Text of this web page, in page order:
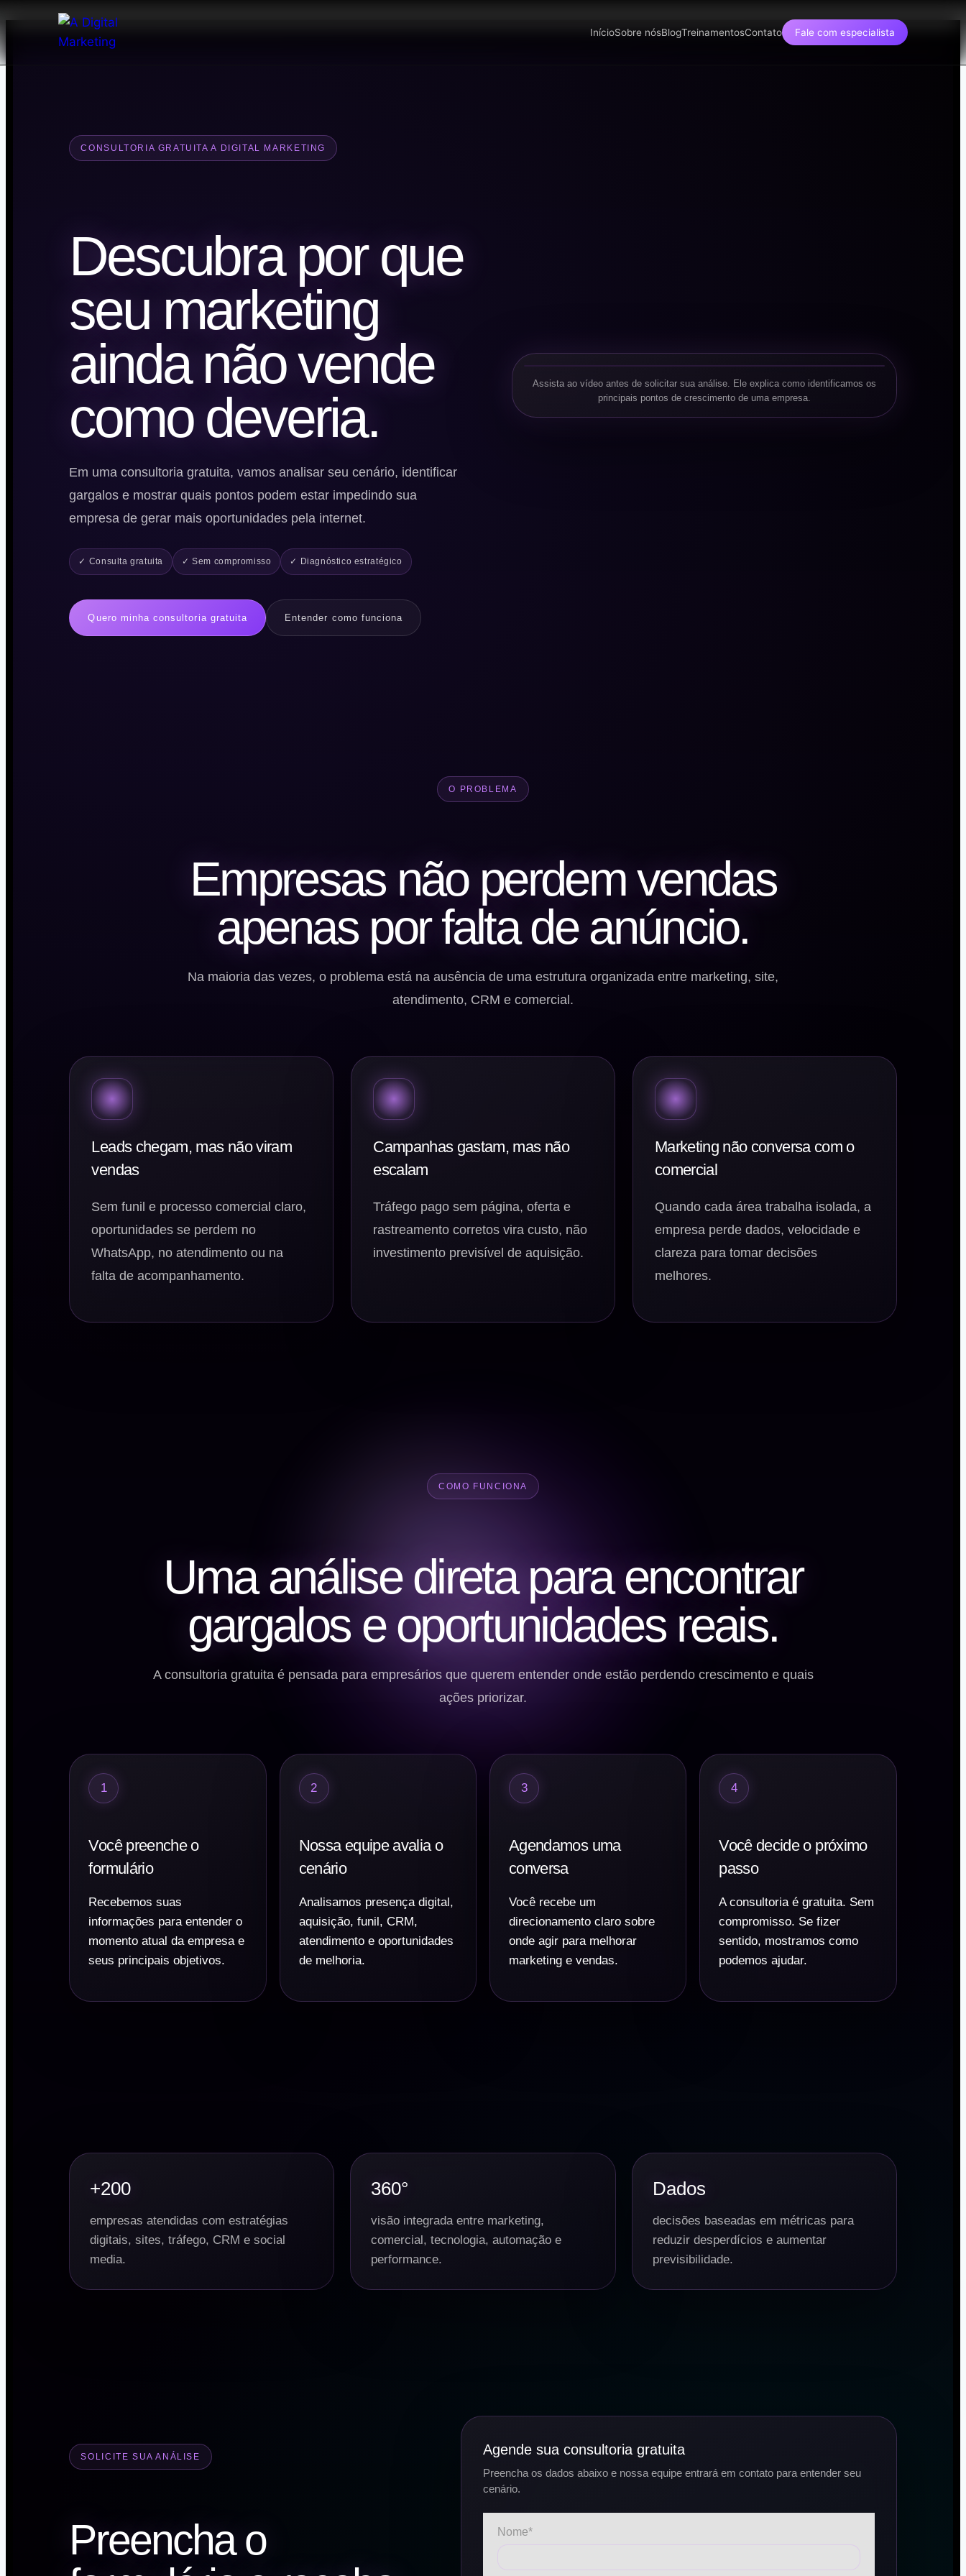
InícioSobre nósBlogTreinamentosContato Fale com especialista
CONSULTORIA GRATUITA A DIGITAL MARKETING
Descubra por que
seu marketing
ainda não vende
como deveria.
Em uma consultoria gratuita, vamos analisar seu cenário, identificar
gargalos e mostrar quais pontos podem estar impedindo sua
empresa de gerar mais oportunidades pela internet.
✓ Consulta gratuita ✓ Sem compromisso ✓ Diagnóstico estratégico
Quero minha consultoria gratuita Entender como funciona
Assista ao vídeo antes de solicitar sua análise. Ele explica como identificamos os
principais pontos de crescimento de uma empresa.
O PROBLEMA
Empresas não perdem vendas
apenas por falta de anúncio.
Na maioria das vezes, o problema está na ausência de uma estrutura organizada entre marketing, site,
atendimento, CRM e comercial.
Leads chegam, mas não viram
vendas
Sem funil e processo comercial claro,
oportunidades se perdem no
WhatsApp, no atendimento ou na
falta de acompanhamento.
Campanhas gastam, mas não
escalam
Tráfego pago sem página, oferta e
rastreamento corretos vira custo, não
investimento previsível de aquisição.
Marketing não conversa com o
comercial
Quando cada área trabalha isolada, a
empresa perde dados, velocidade e
clareza para tomar decisões
melhores.
COMO FUNCIONA
Uma análise direta para encontrar
gargalos e oportunidades reais.
A consultoria gratuita é pensada para empresários que querem entender onde estão perdendo crescimento e quais
ações priorizar.
1
Você preenche o
formulário
Recebemos suas
informações para entender o
momento atual da empresa e
seus principais objetivos.
2
Nossa equipe avalia o
cenário
Analisamos presença digital,
aquisição, funil, CRM,
atendimento e oportunidades
de melhoria.
3
Agendamos uma
conversa
Você recebe um
direcionamento claro sobre
onde agir para melhorar
marketing e vendas.
4
Você decide o próximo
passo
A consultoria é gratuita. Sem
compromisso. Se fizer
sentido, mostramos como
podemos ajudar.
+200
empresas atendidas com estratégias
digitais, sites, tráfego, CRM e social
media.
360°
visão integrada entre marketing,
comercial, tecnologia, automação e
performance.
Dados
decisões baseadas em métricas para
reduzir desperdícios e aumentar
previsibilidade.
SOLICITE SUA ANÁLISE
Preencha o
Agende sua consultoria gratuita
Preencha os dados abaixo e nossa equipe entrará em contato para entender seu
cenário.
Nome*